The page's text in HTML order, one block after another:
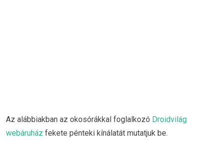
Az alábbiakban az okosórákkal foglalkozó Droidvilág
webáruház fekete pénteki kínálatát mutatjuk be.